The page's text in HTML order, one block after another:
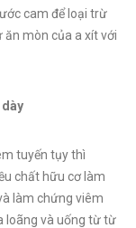
cam để loại trừ
mòn của a xít với
tuyến tụy thì
chất hữu cơ làm
làm chứng viêm
loãng và uống từ từ